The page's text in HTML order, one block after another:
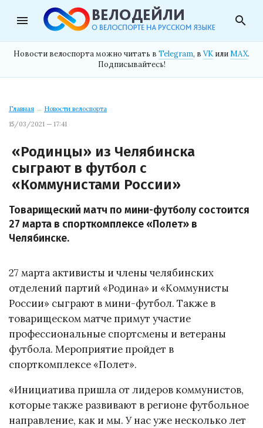
menu search
Новости велоспорта можно читать в Telegram, в VK илиMAX.
Подписывайтесь!
Главная → Новости велоспорта
15/03/2021 — 17:41
«Родинцы» из Челябинска
сыграют в футбол с
«Коммунистами России»
Товарищеский матч по мини-футболу состоится
27 марта в спорткомплексе «Полет» в
Челябинске.
27 марта активисты и члены челябинских
отделений партий «Родина» и «Коммунисты
России» сыграют в мини-футбол. Также в
товарищеском матче примут участие
профессиональные спортсмены и ветераны
футбола. Мероприятие пройдет в
спорткомплексе «Полет».
«Инициатива пришла от лидеров коммунистов,
которые также развивают в регионе футбольное
направление, как и мы. У нас уже несколько лет